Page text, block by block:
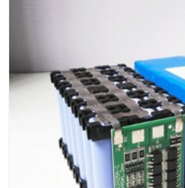
rolos, bem como corte de precisão
personalizados para serem
indústrias, como junta de
de iluminação LED,
consumidores processo de